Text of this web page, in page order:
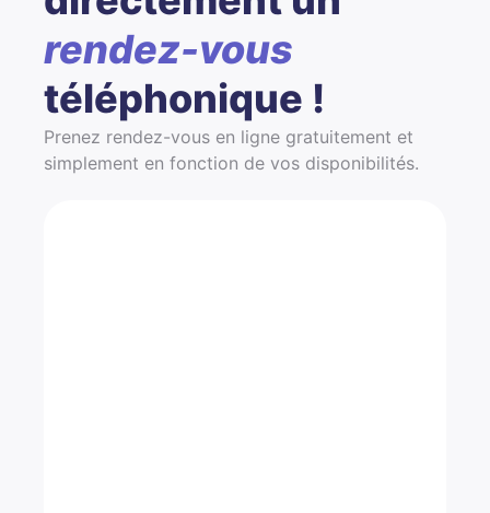
rendez-vous
téléphonique !
Prenez rendez-vous en ligne gratuitement et
simplement en fonction de vos disponibilités.